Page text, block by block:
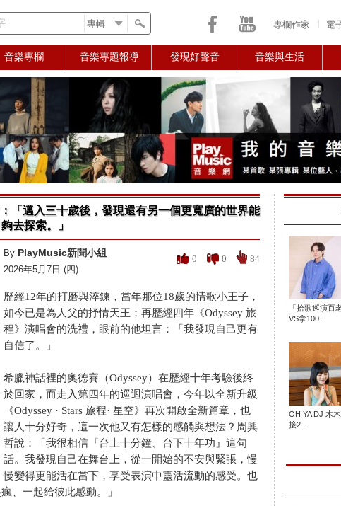
專欄作家 電
音樂專欄 音樂專題報導 發現好聲音 音樂與生活
「邁入三十歲後，發現還有另一個更寬廣的世界能
夠去探索。」
0 0 84
By PlayMusic新聞小組
2026年5月7日 (四)
歷經12年的打磨與淬鍊，當年那位18歲的情歌小王子，
如今已是為人父的抒情天王；再歷經四年《Odyssey 旅
程》演唱會的洗禮，眼前的他坦言：「我發現自己更有
自信了。」
希臘神話裡的奧德賽（Odyssey）在歷經十年考驗後終
於回家，而走入第四年的巡迴演唱會，今年以全新升級
《Odyssey · Stars 旅程· 星空》再次開啟全新篇章，也
讓人十分好奇，這一次他又有怎樣的感觸與想法？周興
哲說：「我很相信『台上十分鐘、台下十年功』這句
話。我發現自己在舞台上，從一開始的不安與緊張，慢
慢變得更能活在當下，享受表演中靈活流動的感受。也
、一起給彼此感動。」
「拾歌巡演百
VS拿100...
OH YA DJ 木
接2...